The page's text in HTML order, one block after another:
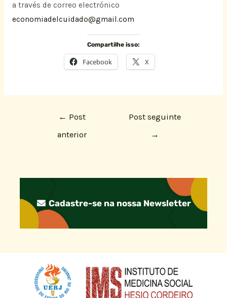
a través de correo electrónico
economiadelcuidado@gmail.com
Compartilhe isso:
Facebook X
← Post
anterior
Post seguinte
→
Cadastre-se na nossa Newsletter